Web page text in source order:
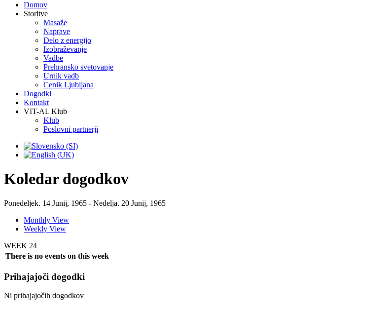
Domov
Storitve
Masaže
Naprave
Delo z energijo
Izobraževanje
Vadbe
Prehransko svetovanje
Urnik vadb
Cenik Ljubljana
Dogodki
Kontakt
VIT-AL Klub
Klub
Poslovni partnerji
Koledar dogodkov
Ponedeljek. 14 Junij, 1965 - Nedelja. 20 Junij, 1965
Monthly View
Weekly View
WEEK 24
There is no events on this week
Prihajajoči dogodki
Ni prihajajočih dogodkov